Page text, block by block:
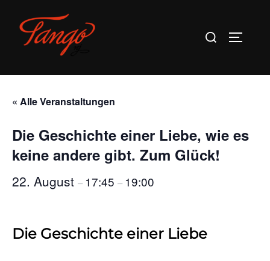
Inhalt
springen
Suchen
« Alle Veranstaltungen
Die Geschichte einer Liebe, wie es
keine andere gibt. Zum Glück!
22. August – 17:45 – 19:00
Die Geschichte einer Liebe